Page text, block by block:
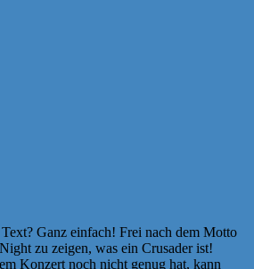
Ganz einfach! Frei nach dem Motto
zu zeigen, was ein Crusader ist!
Konzert noch nicht genug hat, kann